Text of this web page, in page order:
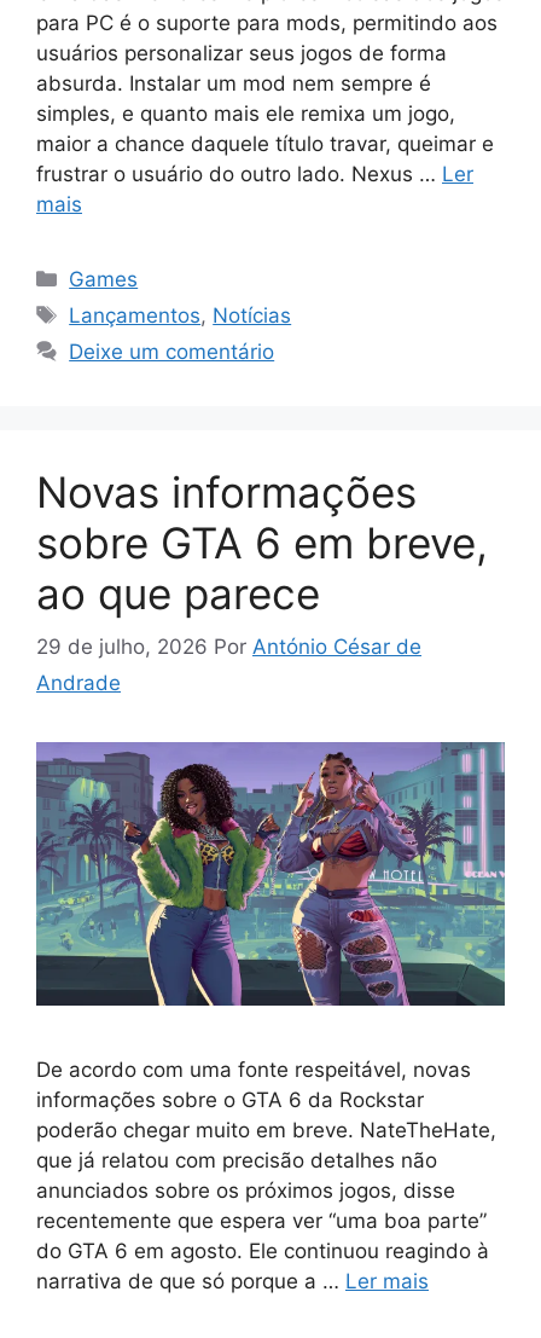
para PC é o suporte para mods, permitindo aos
usuários personalizar seus jogos de forma
absurda. Instalar um mod nem sempre é
simples, e quanto mais ele remixa um jogo,
maior a chance daquele título travar, queimar e
frustrar o usuário do outro lado. Nexus … Ler
mais
Categorias
Games
Tags
Lançamentos, Notícias
Deixe um comentário
Novas informações
sobre GTA 6 em breve,
ao que parece
29 de julho, 2026 Por António César de
Andrade
De acordo com uma fonte respeitável, novas
informações sobre o GTA 6 da Rockstar
poderão chegar muito em breve. NateTheHate,
que já relatou com precisão detalhes não
anunciados sobre os próximos jogos, disse
recentemente que espera ver “uma boa parte”
do GTA 6 em agosto. Ele continuou reagindo à
narrativa de que só porque a … Ler mais